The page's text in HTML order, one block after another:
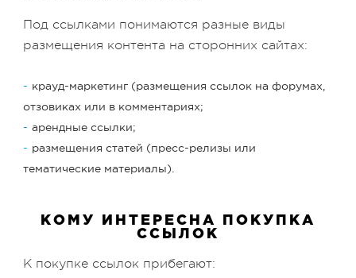
Под ссылками понимаются разные виды
размещения контента на сторонних сайтах:
крауд-маркетинг (размещения ссылок на форумах,
отзовиках или в комментариях;
арендные ссылки;
размещения статей (пресс-релизы или
тематические материалы).
КОМУ ИНТЕРЕСНА ПОКУПКА
ССЫЛОК
К покупке ссылок прибегают: